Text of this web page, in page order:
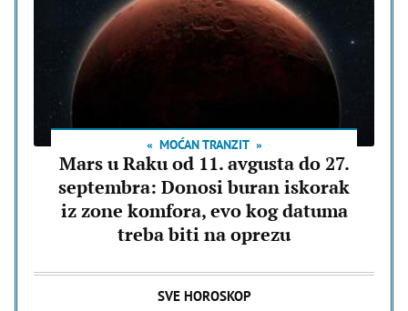
MOĆAN TRANZIT
Mars u Raku od 11. avgusta do 27.
septembra: Donosi buran iskorak
iz zone komfora, evo kog datuma
treba biti na oprezu
SVE HOROSKOP